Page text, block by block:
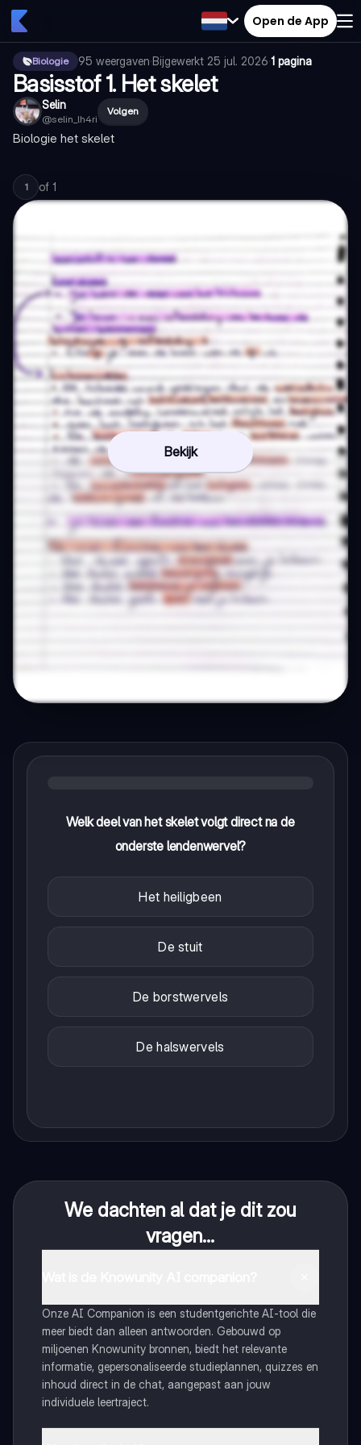
Open de App
Biologie 95 weergaven·Bijgewerkt 25 jul. 2026·1 pagina
Basisstof 1. Het skelet
Selin
@selin_lh4ri
Volgen
Biologie het skelet
1 of 1
Bekijk
Welk deel van het skelet volgt direct na de
onderste lendenwervel?
Het heiligbeen
De stuit
De borstwervels
De halswervels
We dachten al dat je dit zou
vragen...
Onze AI Companion is een studentgerichte AI-tool die
meer biedt dan alleen antwoorden. Gebouwd op
miljoenen Knowunity bronnen, biedt het relevante
informatie, gepersonaliseerde studieplannen, quizzes en
inhoud direct in de chat, aangepast aan jouw
individuele leertraject.